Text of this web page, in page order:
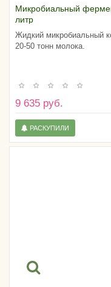
Микробиальный
литр
Жидкий микробиальный
20-50 тонн молока.
9 635 руб.
РАСКУПИЛИ